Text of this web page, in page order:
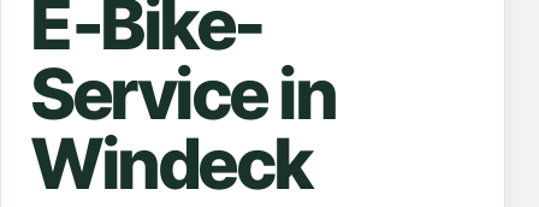
E‑Bike-
Service in
Windeck